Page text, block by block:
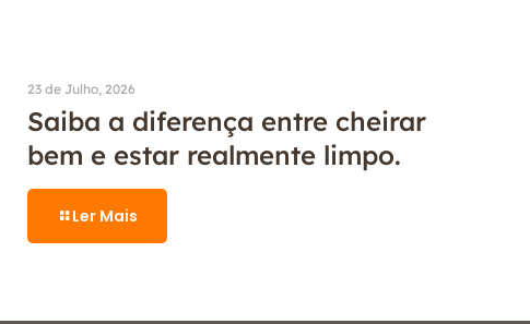
23 de Julho, 2026
Saiba a diferença entre cheirar
bem e estar realmente limpo.
Ler Mais